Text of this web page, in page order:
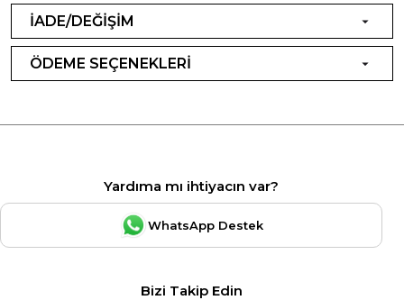
İADE/DEĞİŞİM
ÖDEME SEÇENEKLERİ
Yardıma mı ihtiyacın var?
WhatsApp Destek
Bizi Takip Edin